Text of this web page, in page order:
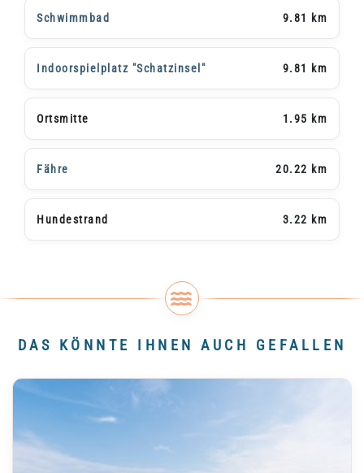
Schwimmbad 9.81 km
Indoorspielplatz "Schatzinsel" 9.81 km
Ortsmitte 1.95 km
Fähre 20.22 km
Hundestrand 3.22 km
DAS KÖNNTE IHNEN AUCH GEFALLEN